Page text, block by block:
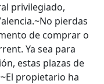
privilegiado,
pierdas
de comprar o
Ya sea para
estas plazas de
propietario ha